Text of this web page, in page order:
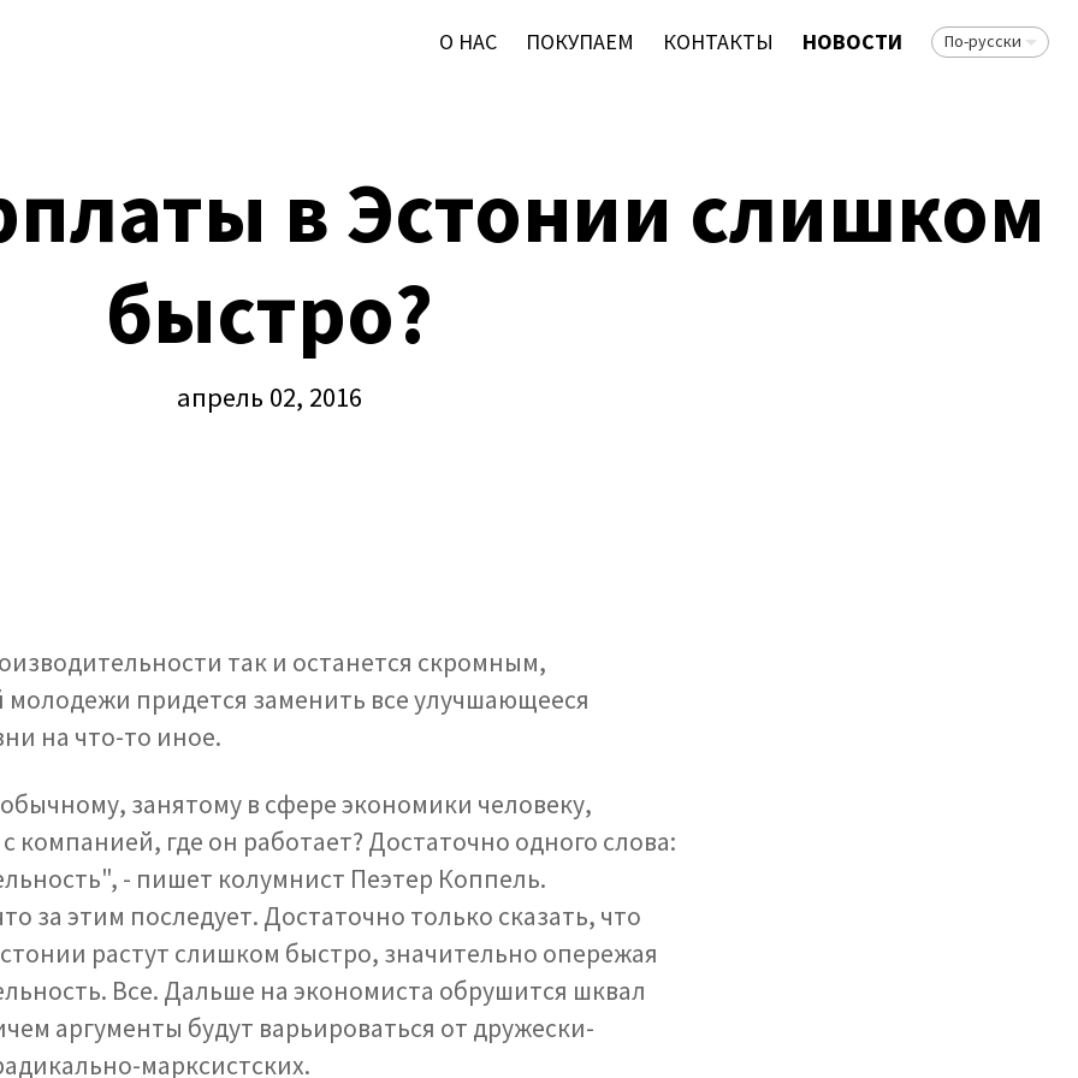
О НАС ПОКУПАЕМ КОНТАКТЫ НОВОСТИ По-русски
в Эстонии слишком
быстро?
апрель 02, 2016
так и останется скромным,
молодежи придется заменить все улучшающееся
на что-то иное.
занятому в сфере экономики человеку,
компанией, где он работает? Достаточно одного слова:
- пишет колумнист Пеэтер Коппель.
за этим последует. Достаточно только сказать, что
растут слишком быстро, значительно опережая
Все. Дальше на экономиста обрушится шквал
аргументы будут варьироваться от дружески-
марксистских.